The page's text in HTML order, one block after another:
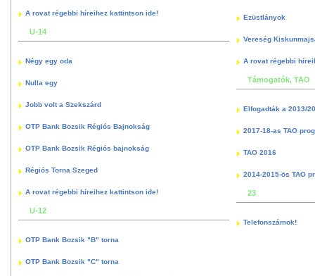
A rovat régebbi híreihez kattintson ide!
U-14
Négy egy oda
Nulla egy
Jobb volt a Szekszárd
OTP Bank Bozsik Régiós Bajnokság
OTP Bank Bozsik Régiós bajnokság
Régiós Torna Szeged
A rovat régebbi híreihez kattintson ide!
U-12
OTP Bank Bozsik "B" torna
OTP Bank Bozsik "C" torna
Ezüstlányok
Vereség
A rovat régebbi
Támogatók, TAO
Elfogadták a 2013/
2017-18-as TAO
TAO 2016
2014-2015-ös TAO
23
Telefonszámok!